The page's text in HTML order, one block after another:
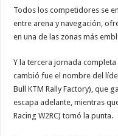
Todos los competidores se
entre arena y navegación,
en una de las zonas más
Y la tercera jornada
cambió fue el nombre del
Bull KTM Rally Factory), que
escapa adelante, mientras
Racing W2RC) tomó la punta.